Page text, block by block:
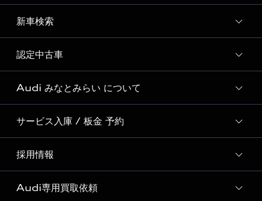
Audi 自動車保険プレミアム
SNS
Welcome to Audi Life
試乗車・展示車一覧
Audi GO（レンタカーサービス）
Audi Virtual Showroom
サービスクオリティ
オリジナルサービスメニュー
Audi Cam
新車検索
新車検索
認定中古車
全国販売台数 No.1の実績
Audi認定中古車検索
Audi みなとみらい について
Audi みなとみらい 店舗情報
Audi Approved Automobile みなとみらい 店舗情報
Audi みなとみらい 運営会社概要
Audi みなとみらい お客様の声
サービス入庫 / 板金 予約
Audi みなとみらい サービス入庫予約
ボディリペア（板金）予約サービス
採用情報
採用ページ
Audi専用買取依頼